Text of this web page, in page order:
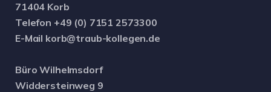
71404 Korb
Telefon +49 (0) 7151 2573300
E-Mail korb@traub-kollegen.de
Büro Wilhelmsdorf
Widdersteinweg 9